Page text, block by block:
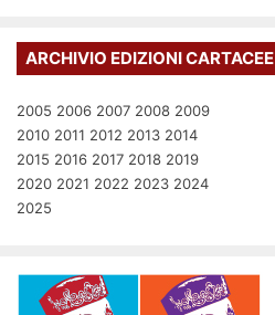
ARCHIVIO EDIZIONI CARTACEE
2005 2006 2007 2008 2009
2010 2011 2012 2013 2014
2015 2016 2017 2018 2019
2020 2021 2022 2023 2024
2025